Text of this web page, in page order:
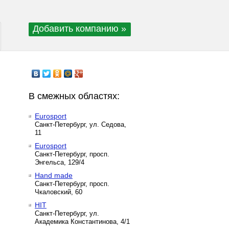
Добавить компанию »
В смежных областях:
Eurosport
Санкт-Петербург, ул. Седова,
11
Eurosport
Санкт-Петербург, просп.
Энгельса, 129/4
Hand made
Санкт-Петербург, просп.
Чкаловский, 60
HIT
Санкт-Петербург, ул.
Академика Константинова, 4/1